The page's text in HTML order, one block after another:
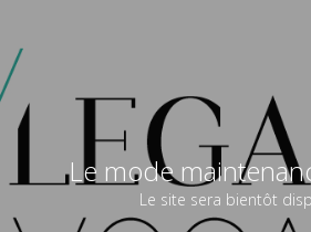
Le mode
Le site sera bientôt